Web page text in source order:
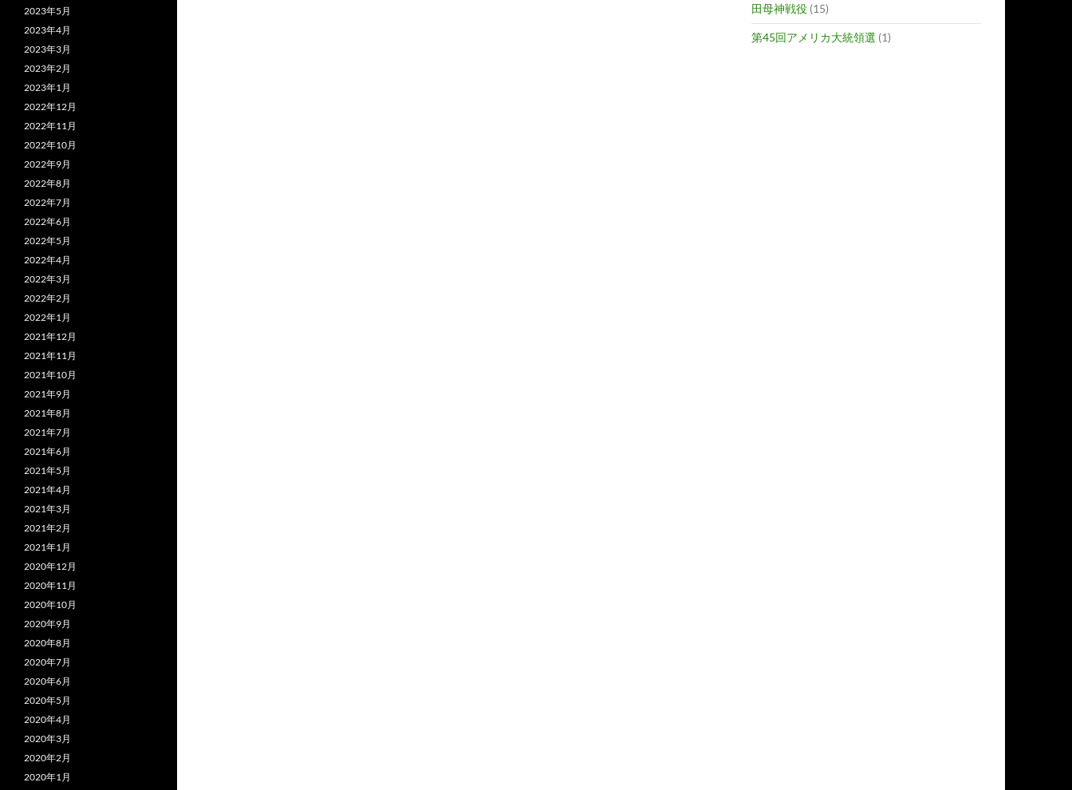
田母神戦役 (15)
第45回アメリカ大統領選 (1)
2023年5月
2023年4月
2023年3月
2023年2月
2023年1月
2022年12月
2022年11月
2022年10月
2022年9月
2022年8月
2022年7月
2022年6月
2022年5月
2022年4月
2022年3月
2022年2月
2022年1月
2021年12月
2021年11月
2021年10月
2021年9月
2021年8月
2021年7月
2021年6月
2021年5月
2021年4月
2021年3月
2021年2月
2021年1月
2020年12月
2020年11月
2020年10月
2020年9月
2020年8月
2020年7月
2020年6月
2020年5月
2020年4月
2020年3月
2020年2月
2020年1月